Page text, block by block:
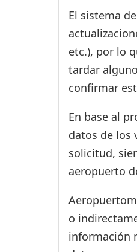
El sistema
etc.), por lo
tardar
confirmar
En base al
datos de los
solicitud,
aeropuerto
o
información